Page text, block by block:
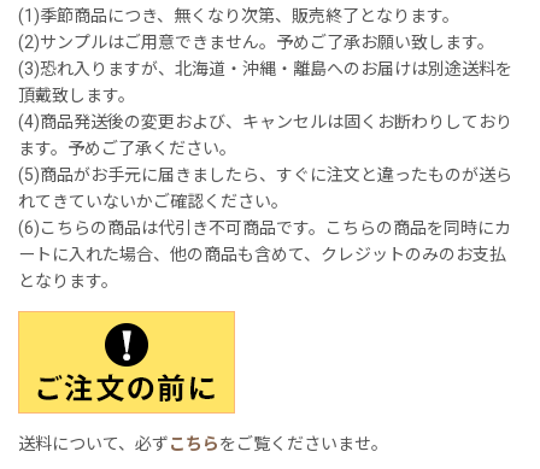
(1)季節商品につき、無くなり次第、販売終了となります。
(2)サンプルはご用意できません。予めご了承お願い致します。
(3)恐れ入りますが、北海道・沖縄・離島へのお届けは別途送料を
頂戴致します。
(4)商品発送後の変更および、キャンセルは固くお断わりしており
ます。予めご了承ください。
(5)商品がお手元に届きましたら、すぐに注文と違ったものが送ら
れてきていないかご確認ください。
(6)こちらの商品は代引き不可商品です。こちらの商品を同時にカ
ートに入れた場合、他の商品も含めて、クレジットのみのお支払
となります。
送料について、必ずこちらをご覧くださいませ。